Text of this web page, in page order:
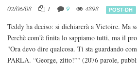
02/06/08 1 9 4898 POST-DH
Teddy ha deciso: si dichiarerà a Victoire. Ma
Perchè com'è finita lo sappiamo tutti, ma il
"Ora devo dire qualcosa. Ti sta guardando
PARLA. “George, zitto!”" (2076 parole,